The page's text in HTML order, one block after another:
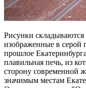
Рисунки
изображенные в
прошлое
плавильная печь, из
сторону современной
значимым местам